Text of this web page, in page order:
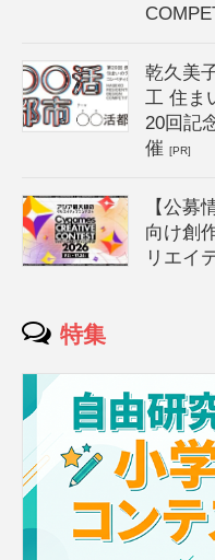
乾久美
工 住ま
20回記
催[PR]
【公募
向け創
リエイ
特集